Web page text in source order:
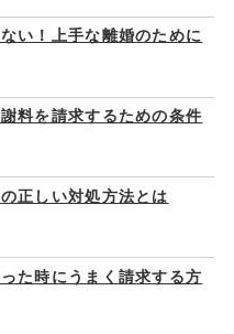
い！上手な離婚のために
料を請求するための条件
正しい対処方法とは
た時にうまく請求する方